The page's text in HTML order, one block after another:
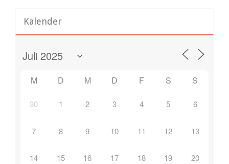
Kalender
M D M D F S S
30 1 2 3 4 5 6
7 8 9 10 11 12 13
14 15 16 17 18 19 20